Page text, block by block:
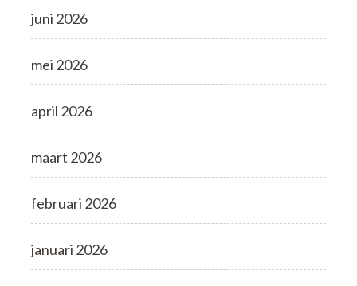
juni 2026
mei 2026
april 2026
maart 2026
februari 2026
januari 2026